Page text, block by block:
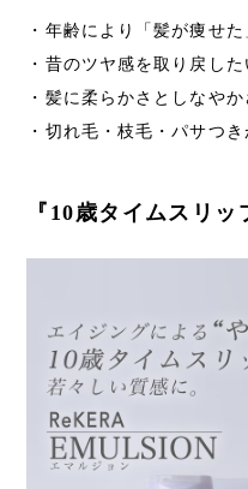
・年齢により「髪が痩せ
・昔のツヤ感を取り戻した
・髪に柔らかさとしなや
・切れ毛・枝毛・パサつ
『10歳タイムスリッ